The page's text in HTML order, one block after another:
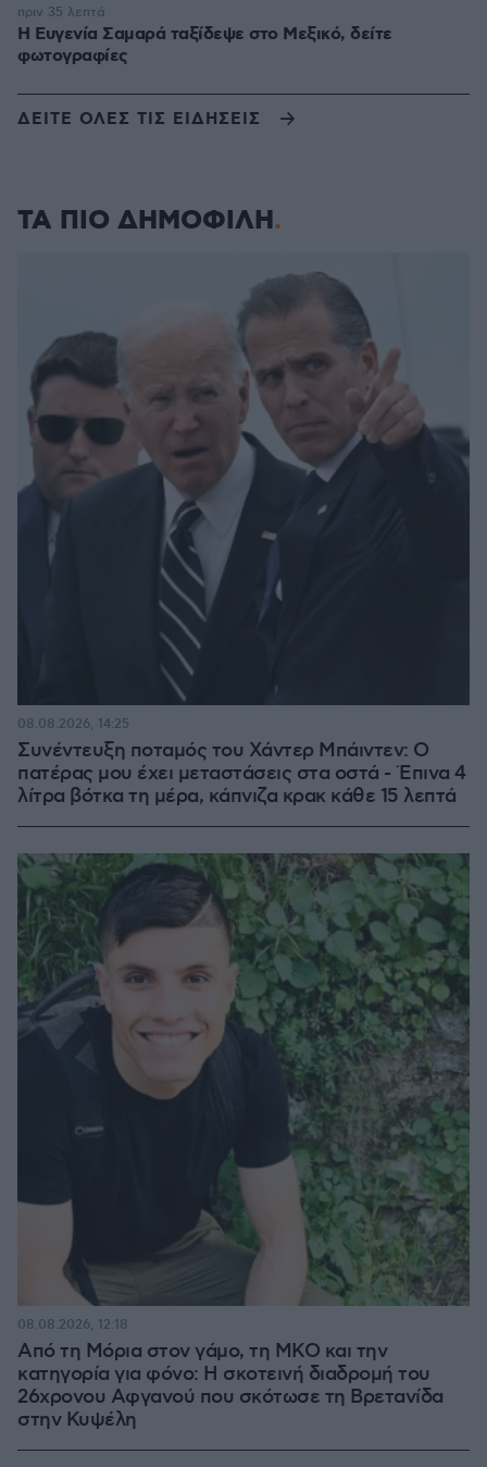
Η Ευγενία Σαμαρά ταξίδεψε στο Μεξικό, δείτε
φωτογραφίες
πριν 35 λεπτά
ΔΕΙΤΕ ΟΛΕΣ ΤΙΣ ΕΙΔΗΣΕΙΣ
ΤΑ ΠΙΟ ΔΗΜΟΦΙΛΗ
Συνέντευξη ποταμός του Χάντερ Μπάιντεν: Ο
πατέρας μου έχει μεταστάσεις στα οστά - Έπινα 4
λίτρα βότκα τη μέρα, κάπνιζα κρακ κάθε 15 λεπτά
08.08.2026, 14:25
Από τη Μόρια στον γάμο, τη ΜΚΟ και την
κατηγορία για φόνο: Η σκοτεινή διαδρομή του
26χρονου Αφγανού που σκότωσε τη Βρετανίδα
στην Κυψέλη
08.08.2026, 12:18